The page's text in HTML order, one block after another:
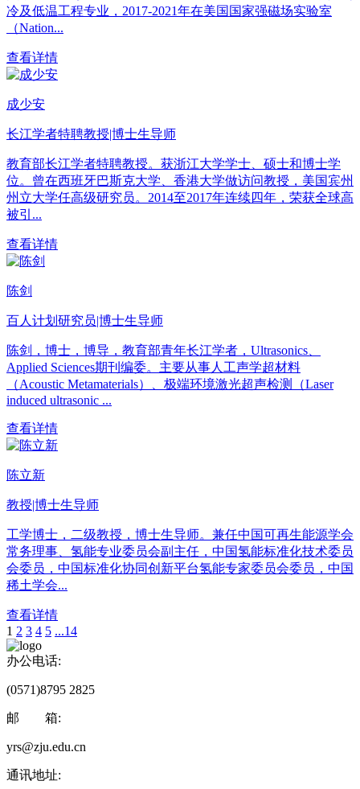
冷及低温工程专业，2017-2021年在美国国家强磁场实验室
（Nation...
查看详情
成少安
长江学者特聘教授|博士生导师
教育部长江学者特聘教授。获浙江大学学士、硕士和博士学
位。曾在西班牙巴斯克大学、香港大学做访问教授，美国宾州
州立大学任高级研究员。2014至2017年连续四年，荣获全球高
被引...
查看详情
陈剑
百人计划研究员|博士生导师
陈剑，博士，博导，教育部青年长江学者，Ultrasonics、
Applied Sciences期刊编委。主要从事人工声学超材料
（Acoustic Metamaterials）、极端环境激光超声检测（Laser
induced ultrasonic ...
查看详情
陈立新
教授|博士生导师
工学博士，二级教授，博士生导师。兼任中国可再生能源学会
常务理事、氢能专业委员会副主任，中国氢能标准化技术委员
会委员，中国标准化协同创新平台氢能专家委员会委员，中国
稀土学会...
查看详情
1 2 3 4 5 ...14
办公电话:
(0571)8795 2825
邮 箱:
yrs@zju.edu.cn
通讯地址: